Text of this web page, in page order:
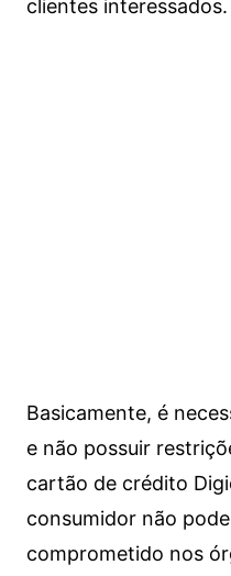
clientes interessados.
Basicamente, é
e não possuir
cartão de crédito
consumidor não
comprometido nos